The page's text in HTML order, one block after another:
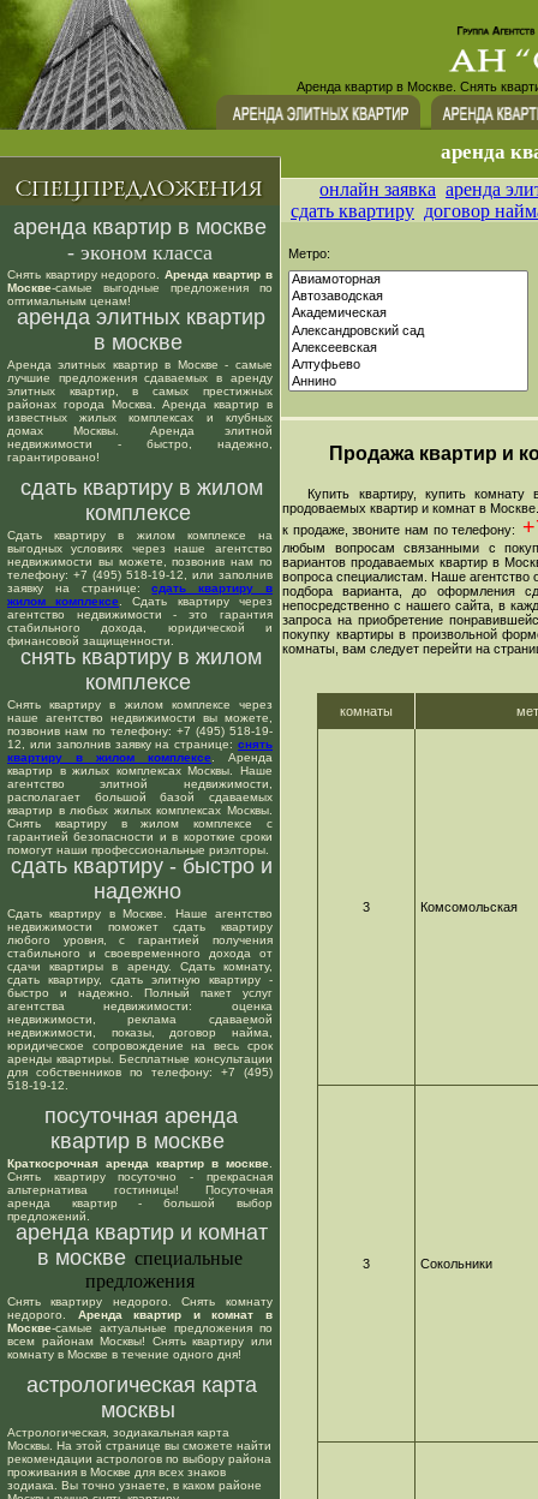
Аренда квартир в Москве. Снять
аренда
аренда квартир в москве
- эконом класса
Снять квартиру недорого. Аренда квартир в
Москве-самые выгодные предложения по
оптимальным ценам!
аренда элитных квартир
в москве
Аренда элитных квартир в Москве - самые
лучшие предложения сдаваемых в аренду
элитных квартир, в самых престижных
районах города Москва. Аренда квартир в
известных жилых комплексах и клубных
домах Москвы. Аренда элитной
недвижимости - быстро, надежно,
гарантировано!
сдать квартиру в жилом
комплексе
Сдать квартиру в жилом комплексе на
выгодных условиях через наше агентство
недвижимости вы можете, позвонив нам по
телефону: +7 (495) 518-19-12, или заполнив
заявку на странице:сдать квартиру в
жилом комплексе . Сдать квартиру через
агентство недвижимости - это гарантия
стабильного дохода, юридической и
финансовой защищенности.
снять квартиру в жилом
комплексе
Снять квартиру в жилом комплексе через
наше агентство недвижимости вы можете,
позвонив нам по телефону: +7 (495) 518-19-
12, или заполнив заявку на странице: снять
квартиру в жилом комплексе . Аренда
квартир в жилых комплексах Москвы. Наше
агентство элитной недвижимости,
располагает большой базой сдаваемых
квартир в любых жилых комплексах Москвы.
Снять квартиру в жилом комплексе с
гарантией безопасности и в короткие сроки
помогут наши профессиональные риэлторы.
сдать квартиру - быстро и
надежно
Сдать квартиру в Москве. Наше агентство
недвижимости поможет сдать квартиру
любого уровня, с гарантией получения
стабильного и своевременного дохода от
сдачи квартиры в аренду. Сдать комнату,
сдать квартиру, сдать элитную квартиру -
быстро и надежно. Полный пакет услуг
агентства недвижимости: оценка
недвижимости, реклама сдаваемой
недвижимости, показы, договор найма,
юридическое сопровождение на весь срок
аренды квартиры. Бесплатные консультации
для собственников по телефону: +7 (495)
518-19-12.
посуточная аренда
квартир в москве
Краткосрочная аренда квартир в москве
Снять квартиру посуточно - прекрасная
альтернатива гостиницы! Посуточная
аренда квартир - большой выбор
предложений.
аренда квартир и комнат
в москве специальные
предложения
Снять квартиру недорого. Снять комнату
недорого. Аренда квартир и комнат в
Москве-самые актуальные предложения по
всем районам Москвы! Снять квартиру или
комнату в Москве в течение одного дня!
астрологическая карта
москвы
Астрологическая, зодиакальная карта
Москвы. На этой странице вы сможете найти
рекомендации астрологов по выбору района
проживания в Москве для всех знаков
зодиака. Вы точно узнаете, в каком районе
онлайн заявка аренда
сдать квартиру договор
Метро:
Продажа квартир и
Купить квартиру, купить комнату
продоваемых квартир и комнат в
к продаже, звоните нам по телефону:
любым вопросам связанными с
вариантов продаваемых квартир в
вопроса специалистам. Наше агентство
подбора варианта, до оформления
непосредственно с нашего сайта, в
запроса на приобретение
покупку квартиры в произвольной
комнаты, вам следует перейти на
комнаты
3 Комсомольская
3 Сокольники